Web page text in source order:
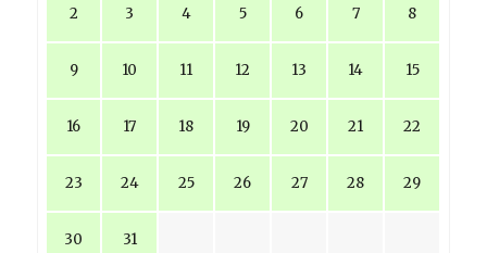
2 3 4 5 6 7 8
9 10 11 12 13 14 15
16 17 18 19 20 21 22
23 24 25 26 27 28 29
30 31